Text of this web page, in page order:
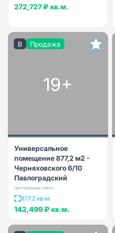
272,727 ₽ кв.м.
B Продажа
19+
Универсальное
помещение 877,2 м2 -
Черняховского 6/10
Павлоградский
Центральный район
877.2 кв.м.
142,499 ₽ кв.м.